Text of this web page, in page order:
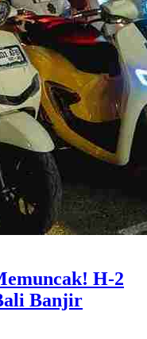
H-2
Banjir